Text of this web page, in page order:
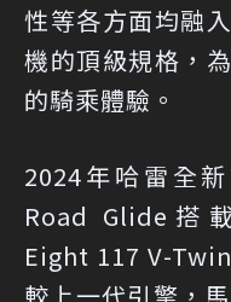
性等各方面均融
機的頂級規格，
的騎乘體驗。
2024年哈雷全
Road Glide搭
Eight 117 V-Twin